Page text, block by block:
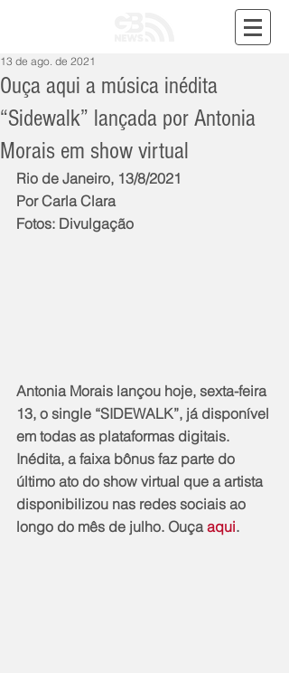
Ouça aqui a música inédita
“Sidewalk” lançada por Antonia
Morais em show virtual
13 de ago. de 2021
Rio de Janeiro, 13/8/2021
Por Carla Clara
Fotos: Divulgação
Antonia Morais lançou hoje, sexta-feira
13, o single “SIDEWALK”, já disponível
em todas as plataformas digitais.
Inédita, a faixa bônus faz parte do
último ato do show virtual que a artista
disponibilizou nas redes sociais ao
longo do mês de julho. Ouça aqui.